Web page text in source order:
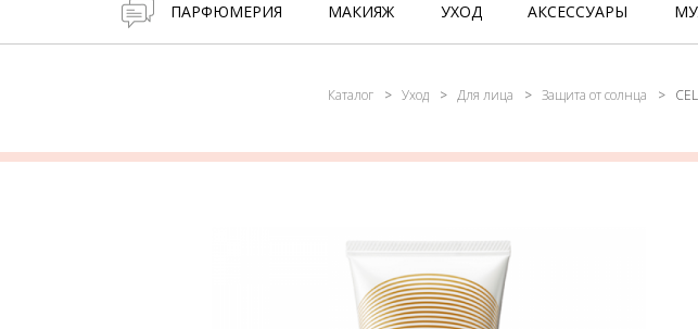
ПАРФЮМЕРИЯ МАКИЯЖ УХОД АКСЕССУАРЫ
Каталог Уход Для лица Защита от солнца